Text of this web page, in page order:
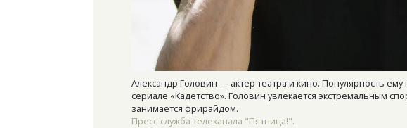
Александр Головин — актер театра и кино. Популярность
сериале «Кадетство». Головин увлекается экстремальным
занимается фрирайдом.
Пресс-служба телеканала "Пятница!".